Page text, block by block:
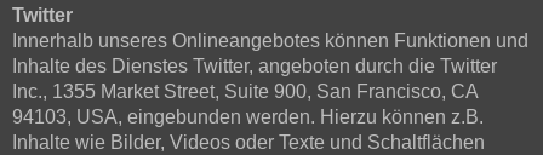
Twitter
Innerhalb unseres Onlineangebotes können Funktionen und
Inhalte des Dienstes Twitter, angeboten durch die Twitter
Inc., 1355 Market Street, Suite 900, San Francisco, CA
94103, USA, eingebunden werden. Hierzu können z.B.
Inhalte wie Bilder, Videos oder Texte und Schaltflächen